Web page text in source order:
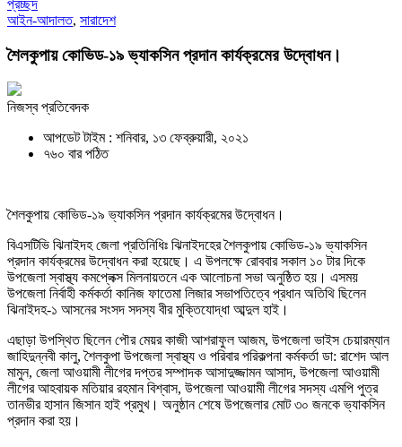
প্রচ্ছদ
আইন-আদালত, সারাদেশ
শৈলকুপায় কোভিড-১৯ ভ্যাকসিন প্রদান কার্যক্রমের উদ্বোধন।
নিজস্ব প্রতিবেদক
আপডেট টাইম : শনিবার, ১৩ ফেব্রুয়ারী, ২০২১
৭৬০ বার পঠিত
শৈলকুপায় কোভিড-১৯ ভ্যাকসিন প্রদান কার্যক্রমের উদ্বোধন।
বিএসটিভি ঝিনাইদহ জেলা প্রতিনিধিঃ ঝিনাইদহের শৈলকুপায় কোভিড-১৯ ভ্যাকসিন
প্রদান কার্যক্রমের উদ্বোধন করা হয়েছে। এ উপলক্ষে রোববার সকাল ১০ টার দিকে
উপজেলা স্বাস্থ্য কমপ্লেক্স মিলনায়তনে এক আলোচনা সভা অনুষ্ঠিত হয়। এসময়
উপজেলা নির্বাহী কর্মকর্তা কানিজ ফাতেমা লিজার সভাপতিত্বে প্রধান অতিথি ছিলেন
ঝিনাইদহ-১ আসনের সংসদ সদস্য বীর মুক্তিযোদ্ধা আব্দুল হাই।
এছাড়া উপস্থিত ছিলেন পৌর মেয়র কাজী আশরাফুল আজম, উপজেলা ভাইস চেয়ারম্যান
জাহিদুন্নবী কালু, শৈলকুপা উপজেলা স্বাস্থ্য ও পরিবার পরিকল্পনা কর্মকর্তা ডা: রাশেদ আল
মামুন, জেলা আওয়ামী লীগের দপ্তর সম্পাদক আসাদুজ্জামন আসাদ, উপজেলা আওয়ামী
লীগের আহবায়ক মতিয়ার রহমান বিশ্বাস, উপজেলা আওয়ামী লীগের সদস্য এমপি পুত্র
তানভীর হাসান জিসান হাই প্রমুখ। অনুষ্ঠান শেষে উপজেলার মোট ৩০ জনকে ভ্যাকসিন
প্রদান করা হয়।